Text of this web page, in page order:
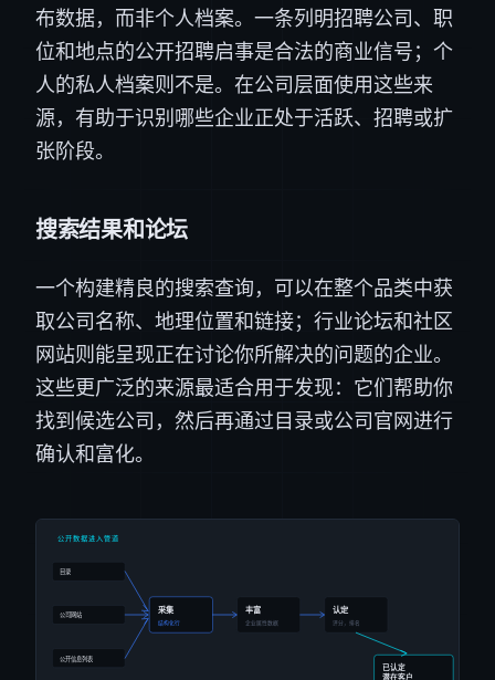
布数据，而非个人档案。一条列明招聘公司、职
位和地点的公开招聘启事是合法的商业信号；个
人的私人档案则不是。在公司层面使用这些来
源，有助于识别哪些企业正处于活跃、招聘或扩
张阶段。
搜索结果和论坛
一个构建精良的搜索查询，可以在整个品类中获
取公司名称、地理位置和链接；行业论坛和社区
网站则能呈现正在讨论你所解决的问题的企业。
这些更广泛的来源最适合用于发现：它们帮助你
找到候选公司，然后再通过目录或公司官网进行
确认和富化。